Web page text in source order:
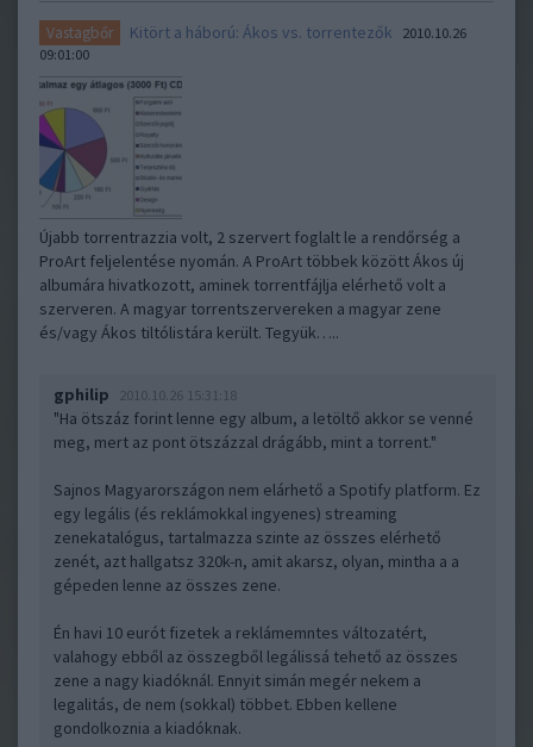
Vastagbőr Kitört a háború: Ákos vs. torrentezők
2010.10.26
09:01:00
Újabb torrentrazzia volt, 2 szervert foglalt le a rendőrség a
ProArt feljelentése nyomán. A ProArt többek között Ákos új
albumára hivatkozott, aminek torrentfájlja elérhető volt a
szerveren. A magyar torrentszervereken a magyar zene
és/vagy Ákos tiltólistára került. Tegyük…..
gphilip 2010.10.26 15:31:18
"Ha ötszáz forint lenne egy album, a letöltő akkor se venné
meg, mert az pont ötszázzal drágább, mint a torrent."
Sajnos Magyarországon nem elárhető a Spotify platform. Ez
egy legális (és reklámokkal ingyenes) streaming
zenekatalógus, tartalmazza szinte az összes elérhető
zenét, azt hallgatsz 320k-n, amit akarsz, olyan, mintha a a
gépeden lenne az összes zene.
Én havi 10 eurót fizetek a reklámemntes változatért,
valahogy ebből az összegből legálissá tehető az összes
zene a nagy kiadóknál. Ennyit simán megér nekem a
legalitás, de nem (sokkal) többet. Ebben kellene
gondolkoznia a kiadóknak.